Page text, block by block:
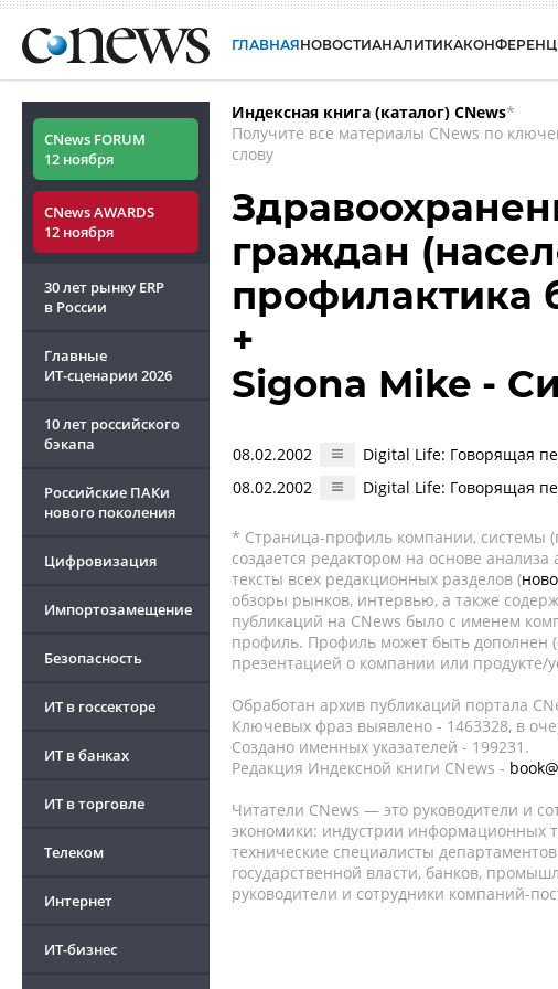
ГЛАВНАЯНОВОСТИАНАЛИТИКА
CNews FORUM
12 ноября
CNews AWARDS
12 ноября
30 лет рынку ERP
в России
Главные
ИТ-сценарии 2026
10 лет российского
бэкапа
Российские ПАКи
нового поколения
Цифровизация
Импортозамещение
Безопасность
ИТ в госсекторе
ИТ в банках
ИТ в торговле
Телеком
Интернет
ИТ-бизнес
Индексная книга (каталог) CNews*
Получите все материалы CNews по
слову
граждан
профилактика
+
Sigona Mike -
08.02.2002
Digital Life: Говорящая
08.02.2002
Digital Life: Говорящая
* Страница-профиль компании, системы
создается редактором на основе
тексты всех редакционных разделов (
обзоры рынков, интервью, а также
публикаций на CNews было с именем
профиль. Профиль может быть дополнен
презентацией о компании или продукте/
Обработан архив публикаций портала
Ключевых фраз выявлено - 1463328, в
Создано именных указателей - 199231.
Редакция Индексной книги CNews -
Читатели CNews — это руководители и
экономики: индустрии информационных
технические специалисты
государственной власти, банков,
руководители и сотрудники компаний-